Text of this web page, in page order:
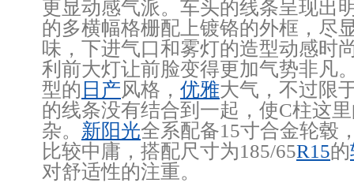
更显动感气派。车头的线条呈现出
的多横幅格栅配上镀铬的外框，尽
味，下进气口和雾灯的造型动感时
利前大灯让前脸变得更加气势非凡
型的 日产风格， 优雅大气，不过限
的线条没有结合到一起，使C柱这
杂。 新阳光全系配备15寸合金轮毂
比较中庸，搭配尺寸为185/65R15的
对舒适性的注重。